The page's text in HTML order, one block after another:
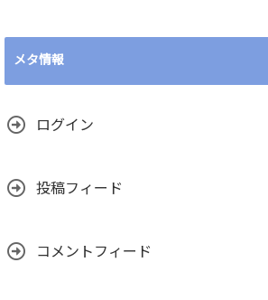
メタ情報
ログイン
投稿フィード
コメントフィード